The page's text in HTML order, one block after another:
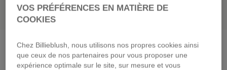
Bermuda en molleton discord green
dès 39,00 €
VOS PRÉFÉRENCES EN MATIÈRE DE
COOKIES
Chez Billieblush, nous utilisons nos propres cookies ainsi
que ceux de nos partenaires pour vous proposer une
expérience optimale sur le site, sur mesure et vous